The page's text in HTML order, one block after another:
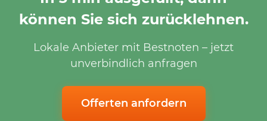
können Sie sich zurücklehnen.
Lokale Anbieter mit Bestnoten – jetzt
unverbindlich anfragen
Offerten anfordern